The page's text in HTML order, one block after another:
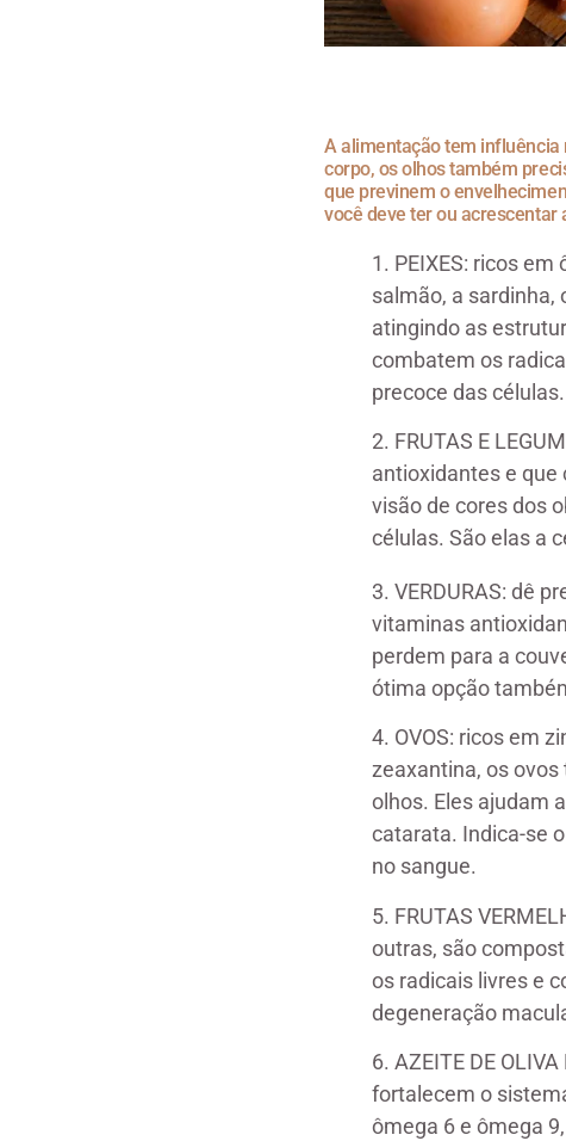
A alimentação tem influência
corpo, os olhos também
que previnem o
você deve ter ou acrescentar
1. PEIXES: ricos
salmão, a sardinha,
atingindo as
combatem os
precoce das células.
2. FRUTAS E
antioxidantes e que
visão de cores dos
células. São elas a
3. VERDURAS: dê
vitaminas
perdem para a
ótima opção
4. OVOS: ricos em
zeaxantina, os
olhos. Eles ajudam
catarata. Indica-se
no sangue.
5. FRUTAS
outras, são
os radicais livres e
degeneração
6. AZEITE DE
fortalecem o
ômega 6 e ômega